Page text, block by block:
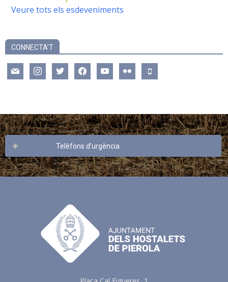
Veure tots els esdeveniments
CONNECTA’T
mail instagramtwitter facebookyoutube flickr mobile
Telèfons d’urgència